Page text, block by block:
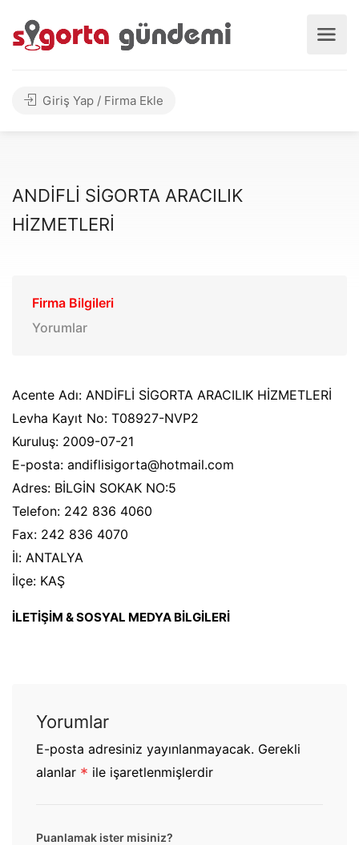
Giriş Yap / Firma Ekle
ANDİFLİ SİGORTA ARACILIK
HİZMETLERİ
Firma Bilgileri
Yorumlar
Acente Adı: ANDİFLİ SİGORTA ARACILIK HİZMETLERİ
Levha Kayıt No: T08927-NVP2
Kuruluş: 2009-07-21
E-posta: andiflisigorta@hotmail.com
Adres: BİLGİN SOKAK NO:5
Telefon: 242 836 4060
Fax: 242 836 4070
İl: ANTALYA
İlçe: KAŞ
İLETİŞİM & SOSYAL MEDYA BİLGİLERİ
Yorumlar
E-posta adresiniz yayınlanmayacak. Gerekli
alanlar * ile işaretlenmişlerdir
Puanlamak ister misiniz?